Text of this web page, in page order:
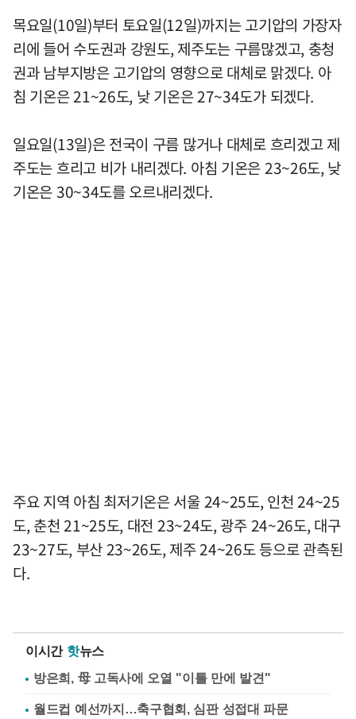
목요일(10일)부터 토요일(12일)까지는 고기압의 가장자
리에 들어 수도권과 강원도, 제주도는 구름많겠고, 충청
권과 남부지방은 고기압의 영향으로 대체로 맑겠다. 아
침 기온은 21~26도, 낮 기온은 27~34도가 되겠다.
일요일(13일)은 전국이 구름 많거나 대체로 흐리겠고 제
주도는 흐리고 비가 내리겠다. 아침 기온은 23~26도, 낮
기온은 30~34도를 오르내리겠다.
주요 지역 아침 최저기온은 서울 24~25도, 인천 24~25
도, 춘천 21~25도, 대전 23~24도, 광주 24~26도, 대구
23~27도, 부산 23~26도, 제주 24~26도 등으로 관측된
다.
이시간 핫뉴스
방은희, 母 고독사에 오열 "이틀 만에 발견"
월드컵 예선까지…축구협회, 심판 성접대 파문